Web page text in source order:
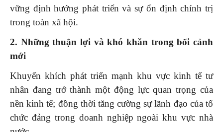
vững định hướng phát triển và sự ổn định chính trị
trong toàn xã hội.
2. Những thuận lợi và khó khăn trong bối cảnh
mới
Khuyến khích phát triển mạnh khu vực kinh tế tư
nhân đang trở thành một động lực quan trọng của
nền kinh tế; đồng thời tăng cường sự lãnh đạo của tổ
chức đảng trong doanh nghiệp ngoài khu vực nhà